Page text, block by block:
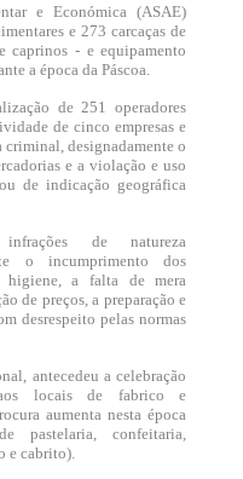
e Económica (ASAE)
e 273 carcaças de
caprinos - e equipamento
a época da Páscoa.
de 251 operadores
de cinco empresas e
designadamente o
e a violação e uso
de indicação geográfica
de natureza
o incumprimento dos
higiene, a falta de mera
de preços, a preparação e
desrespeito pelas normas
antecedeu a celebração
locais de fabrico e
aumenta nesta época
confeitaria,
e cabrito).